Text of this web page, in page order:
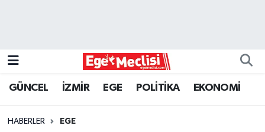
GÜNCEL İZMİR EGE POLİTİKA EKONOMİ
HABERLER EGE
GÜNCEL